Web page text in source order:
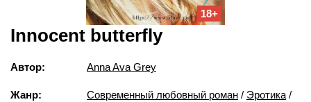
18+
Innocent butterfly
Автор: Anna Ava Grey
Жанр: Современный любовный роман / Эротика /